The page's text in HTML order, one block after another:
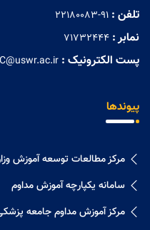
تلفن : 22180083-91
نمابر : 71732444
پست الکترونیک :
پیوندها
مرکز مطالعات توسعه آموزش
سامانه یکپارچه آموزش مداوم
مرکز آموزش مداوم جامعه